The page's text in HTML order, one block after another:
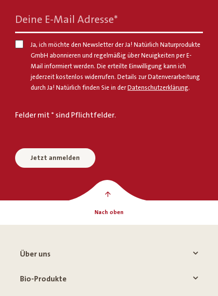
Deine E-Mail Adresse*
Ja, ich möchte den Newsletter der Ja! Natürlich Naturprodukte
GmbH abonnieren und regelmäßig über Neuigkeiten per E-
Mail informiert werden. Die erteilte Einwilligung kann ich
jederzeit kostenlos widerrufen. Details zur Datenverarbeitung
durch Ja! Natürlich finden Sie in derDatenschutzerklärung.
Felder mit * sind Pflichtfelder.
Jetzt anmelden
Nach oben
Über uns
Bio-Produkte